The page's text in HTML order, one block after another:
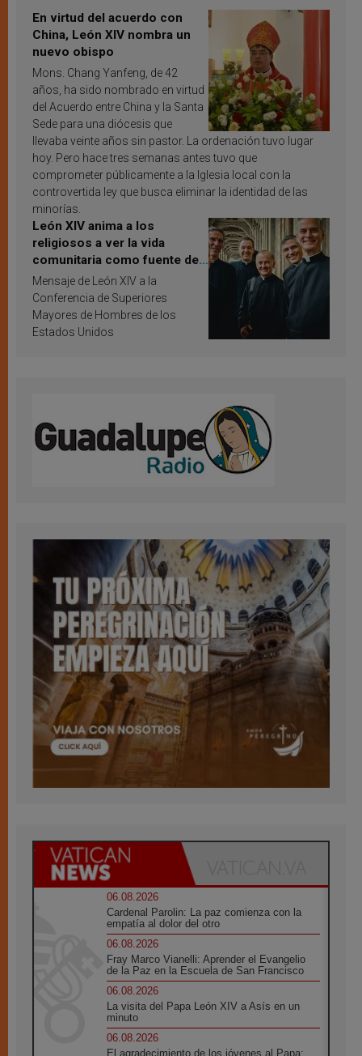
En virtud del acuerdo con
China, León XIV nombra un
nuevo obispo
Mons. Chang Yanfeng, de 42
años, ha sido nombrado en virtud
del Acuerdo entre China y la Santa
Sede para una diócesis que
llevaba veinte años sin pastor. La ordenación tuvo lugar
hoy. Pero hace tres semanas antes tuvo que
comprometer públicamente a la Iglesia local con la
controvertida ley que busca eliminar la identidad de las
minorías.
León XIV anima a los
religiosos a ver la vida
comunitaria como fuente de
inspiración y santificación
Mensaje de León XIV a la
Conferencia de Superiores
Mayores de Hombres de los
Estados Unidos
06.08.2026
Cardenal Parolin: La paz comienza con la
empatía al dolor del otro
06.08.2026
Fray Marco Vianelli: Aprender el Evangelio
de la Paz en la Escuela de San Francisco
06.08.2026
La visita del Papa León XIV a Asís en un
minuto
06.08.2026
El agradecimiento de los jóvenes al Papa: